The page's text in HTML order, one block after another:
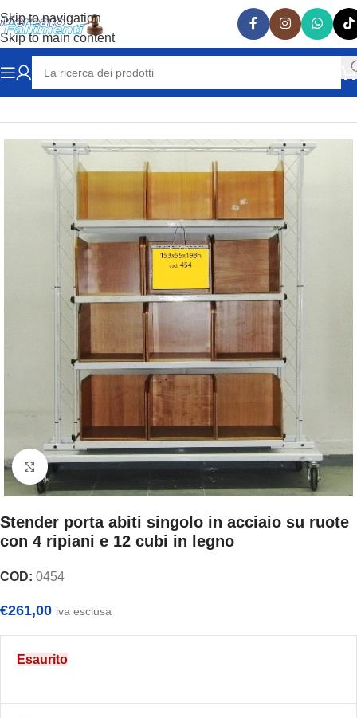
Skip to navigation
Skip to main content
Home ARREDAMENTO NEGOZI Stender
Clicca per ingrandire
Stender porta abiti singolo in acciaio su ruote
con 4 ripiani e 12 cubi in legno
COD: 0454
€261,00 iva esclusa
Esaurito